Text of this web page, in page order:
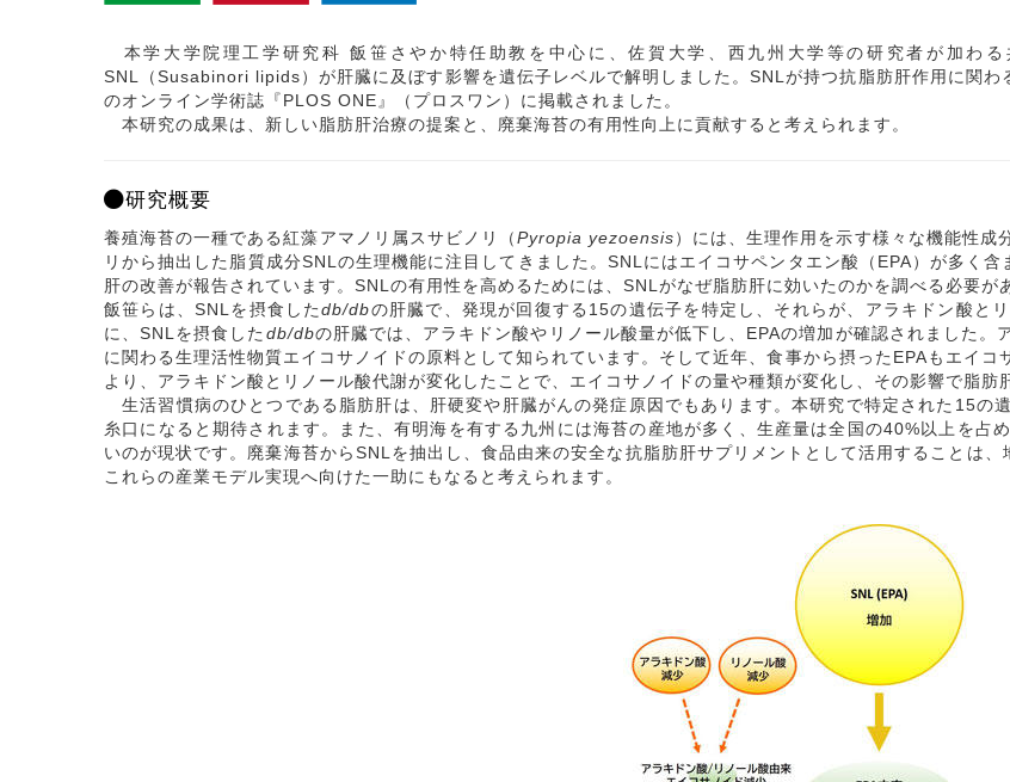
本学大学院理工学研究科 飯笹さやか特任助教を中心に、佐賀大学、西九州大学等の研究者が加わ
SNL（Susabinori lipids）が肝臓に及ぼす影響を遺伝子レベルで解明しました。SNLが持つ抗脂肪肝作用に関
のオンライン学術誌『PLOS ONE』（プロスワン）に掲載されました。
本研究の成果は、新しい脂肪肝治療の提案と、廃棄海苔の有用性向上に貢献すると考えられます。
研究概要
養殖海苔の一種である紅藻アマノリ属スサビノリ（Pyropia yezoensis）には、生理作用を示す様々な機能性成
リから抽出した脂質成分SNLの生理機能に注目してきました。SNLにはエイコサペンタエン酸（EPA）が多く
肝の改善が報告されています。SNLの有用性を高めるためには、SNLがなぜ脂肪肝に効いたのかを調べる必要が
飯笹らは、SNLを摂食したdb/dbの肝臓で、発現が回復する15の遺伝子を特定し、それらが、アラキドン酸と
に、SNLを摂食した db/dbの肝臓では、アラキドン酸やリノール酸量が低下し、EPAの増加が確認されました
に関わる生理活性物質エイコサノイドの原料として知られています。そして近年、食事から摂ったEPAもエイ
より、アラキドン酸とリノール酸代謝が変化したことで、エイコサノイドの量や種類が変化し、その影響で脂肪
生活習慣病のひとつである脂肪肝は、肝硬変や肝臓がんの発症原因でもあります。本研究で特定された15の
糸口になると期待されます。また、有明海を有する九州には海苔の産地が多く、生産量は全国の40%以上を占
いのが現状です。廃棄海苔からSNLを抽出し、食品由来の安全な抗脂肪肝サプリメントとして活用することは
これらの産業モデル実現へ向けた一助にもなると考えられます。